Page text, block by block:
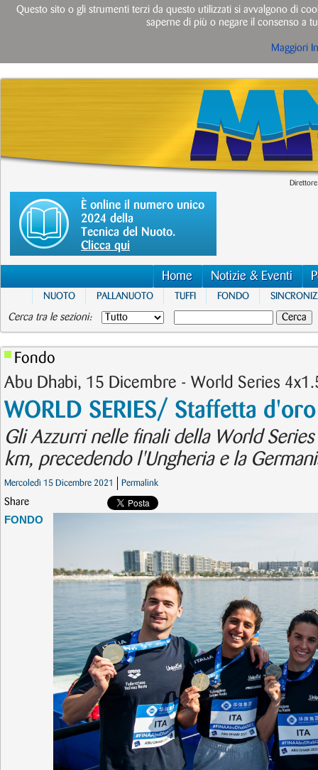
È online il numero unico
2024 della
Tecnica del Nuoto.
Clicca qui
Home Notizie & Eventi
NUOTO PALLANUOTO TUFFI FONDO
Cerca tra le sezioni:
Fondo
Abu Dhabi, 15 Dicembre - World Series
WORLD SERIES/ Staffetta
Gli Azzurri nelle finali della World
km, precedendo l'Ungheria e la
Mercoledì 15 Dicembre 2021 Permalink
Share
FONDO
Questo sito o gli strumenti terzi da questo utilizzati si avvalgono di
saperne di più o negare il consenso a
Maggiori